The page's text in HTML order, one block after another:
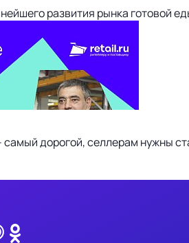
развития рынка готовой
дорогой, селлерам нужны